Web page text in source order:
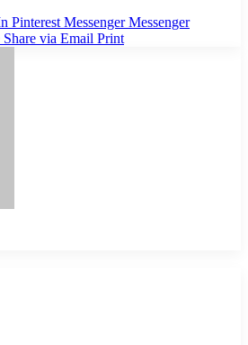
Pinterest Messenger Messenger
Share via Email Print